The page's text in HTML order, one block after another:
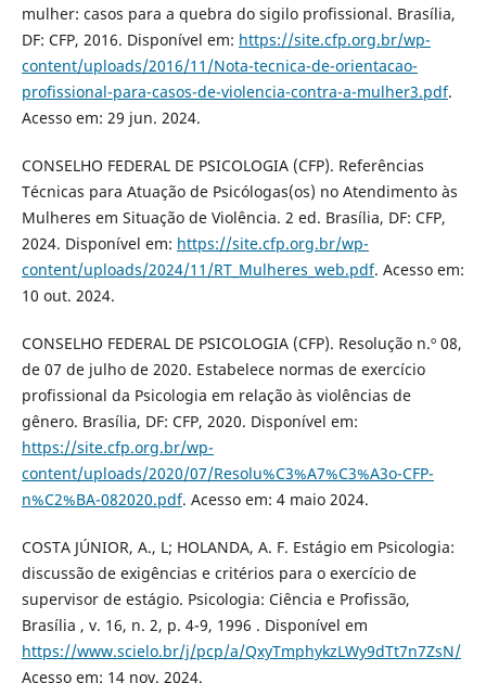
mulher: casos para a quebra do sigilo profissional. Brasília,
DF: CFP, 2016. Disponível em: https://site.cfp.org.br/wp-
content/uploads/2016/11/Nota-tecnica-de-orientacao-
profissional-para-casos-de-violencia-contra-a-mulher3.pdf.
Acesso em: 29 jun. 2024.
CONSELHO FEDERAL DE PSICOLOGIA (CFP). Referências
Técnicas para Atuação de Psicólogas(os) no Atendimento às
Mulheres em Situação de Violência. 2 ed. Brasília, DF: CFP,
2024. Disponível em: https://site.cfp.org.br/wp-
content/uploads/2024/11/RT_Mulheres_web.pdf. Acesso em:
10 out. 2024.
CONSELHO FEDERAL DE PSICOLOGIA (CFP). Resolução n.º 08,
de 07 de julho de 2020. Estabelece normas de exercício
profissional da Psicologia em relação às violências de
gênero. Brasília, DF: CFP, 2020. Disponível em:
https://site.cfp.org.br/wp-
content/uploads/2020/07/Resolu%C3%A7%C3%A3o-CFP-
n%C2%BA-082020.pdf. Acesso em: 4 maio 2024.
COSTA JÚNIOR, A., L; HOLANDA, A. F. Estágio em Psicologia:
discussão de exigências e critérios para o exercício de
supervisor de estágio. Psicologia: Ciência e Profissão,
Brasília , v. 16, n. 2, p. 4-9, 1996 . Disponível em
https://www.scielo.br/j/pcp/a/QxyTmphykzLWy9dTt7n7ZsN/
Acesso em: 14 nov. 2024.